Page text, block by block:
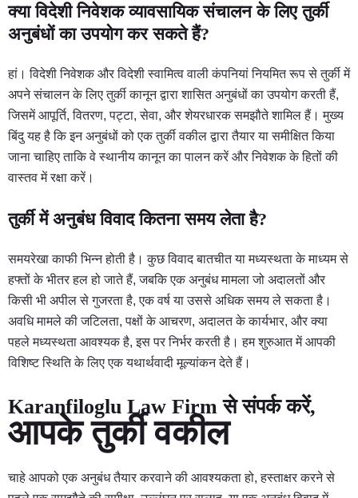
क्या विदेशी निवेशक व्यावसायिक संचालन के लिए तुर्की
अनुबंधों का उपयोग कर सकते हैं?
हां। विदेशी निवेशक और विदेशी स्वामित्व वाली कंपनियां नियमित रूप से तुर्की में
अपने संचालन के लिए तुर्की कानून द्वारा शासित अनुबंधों का उपयोग करती हैं,
जिसमें आपूर्ति, वितरण, पट्टा, सेवा, और शेयरधारक समझौते शामिल हैं। मुख्य
बिंदु यह है कि इन अनुबंधों को एक तुर्की वकील द्वारा तैयार या समीक्षित किया
जाना चाहिए ताकि वे स्थानीय कानून का पालन करें और निवेशक के हितों की
वास्तव में रक्षा करें।
तुर्की में अनुबंध विवाद कितना समय लेता है?
समयरेखा काफी भिन्न होती है। कुछ विवाद बातचीत या मध्यस्थता के माध्यम से
हफ्तों के भीतर हल हो जाते हैं, जबकि एक अनुबंध मामला जो अदालतों और
किसी भी अपील से गुजरता है, एक वर्ष या उससे अधिक समय ले सकता है।
अवधि मामले की जटिलता, पक्षों के आचरण, अदालत के कार्यभार, और क्या
पहले मध्यस्थता आवश्यक है, इस पर निर्भर करती है। हम शुरुआत में आपकी
विशिष्ट स्थिति के लिए एक यथार्थवादी मूल्यांकन देते हैं।
Karanfiloglu Law Firm से संपर्क करें,
आपके तुर्की वकील
चाहे आपको एक अनुबंध तैयार करवाने की आवश्यकता हो, हस्ताक्षर करने से